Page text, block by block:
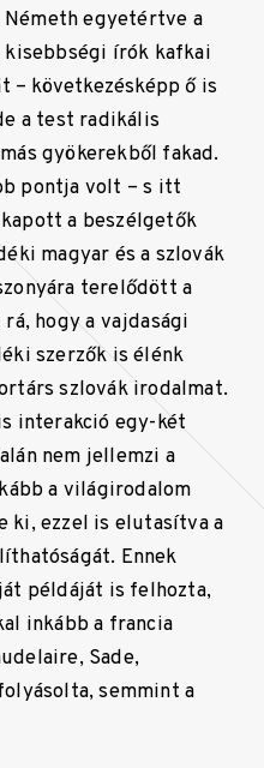
egyetértve a
kisebbségi írók kafkai
– következésképp ő is
a test radikális
gyökerekből fakad.
pontja volt – s itt
a beszélgetők
magyar és a szlovák
terelődött a
hogy a vajdasági
szerzők is élénk
szlovák irodalmat.
interakció egy-két
nem jellemzi a
a világirodalom
ki, ezzel is elutasítva a
Ennek
példáját is felhozta,
inkább a francia
Sade,
semmint a